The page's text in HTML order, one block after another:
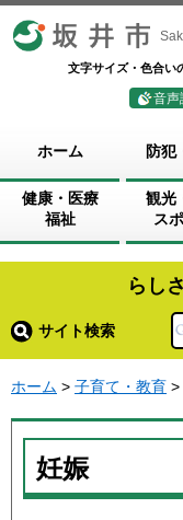
坂井市
文字サイズ・色合い
音声
ホーム 防犯
健康・医療
福祉
観光
ス
らし
サイト検索
ホーム > 子育て・教育 >
妊娠